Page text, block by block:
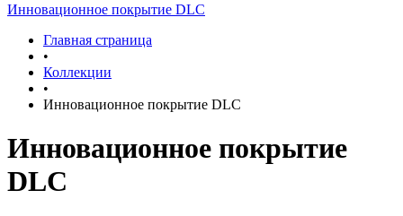
Инновационное покрытие DLC
Главная страница
•
Коллекции
•
Инновационное покрытие DLC
Инновационное покрытие
DLC